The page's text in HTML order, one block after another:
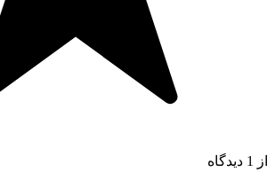
از 1 دیدگاه